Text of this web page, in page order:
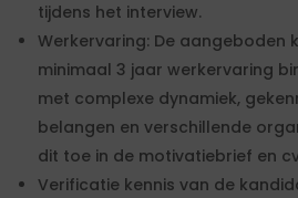
tijdens het interview.
Werkervaring: De aangeboden
minimaal 3 jaar werkervaring
met complexe dynamiek,
belangen en verschillende
dit toe in de motivatiebrief en
Verificatie kennis van de